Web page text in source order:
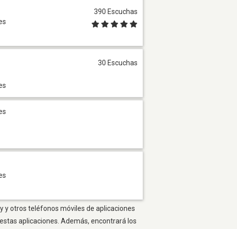
390 Escuchas
30 Escuchas
y otros teléfonos móviles de aplicaciones
aplicaciones. Además, encontrará los